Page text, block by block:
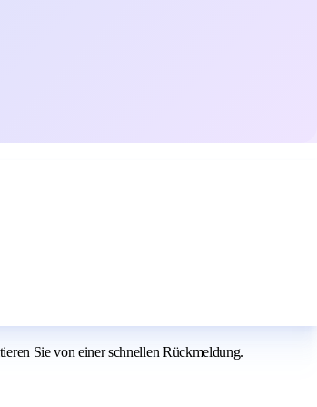
Sie von einer schnellen Rückmeldung.